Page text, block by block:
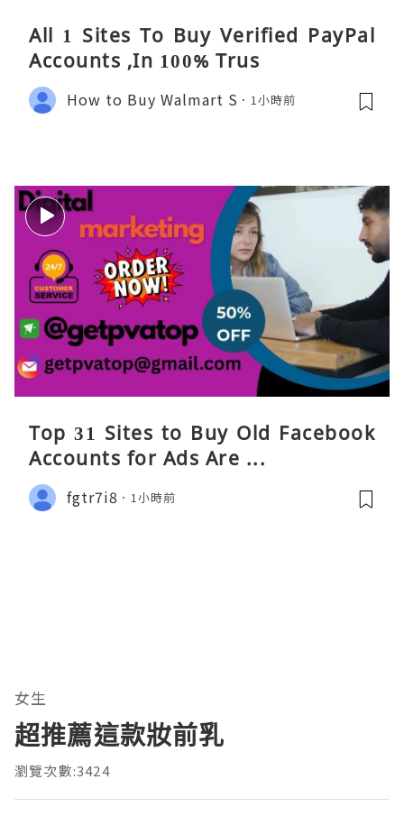
All 1 Sites To Buy Verified PayPal
Accounts ,In 100% Trus
How to Buy Walmart S 1小時前
Top 31 Sites to Buy Old Facebook
Accounts​ for Ads Are ...
fgtr7i8 1小時前
女生
超推薦這款妝前乳
瀏覽次數:3424